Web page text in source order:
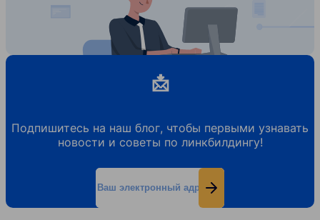
📩
Подпишитесь на наш блог, чтобы первыми узнавать
новости и советы по линкбилдингу!
Ваш электронный адрес
Подписаться